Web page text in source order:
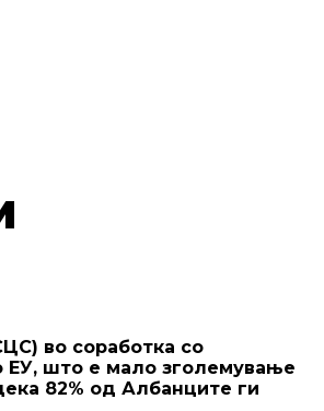
во соработка со
ЕУ, што е мало зголемување
82% од Албанците ги